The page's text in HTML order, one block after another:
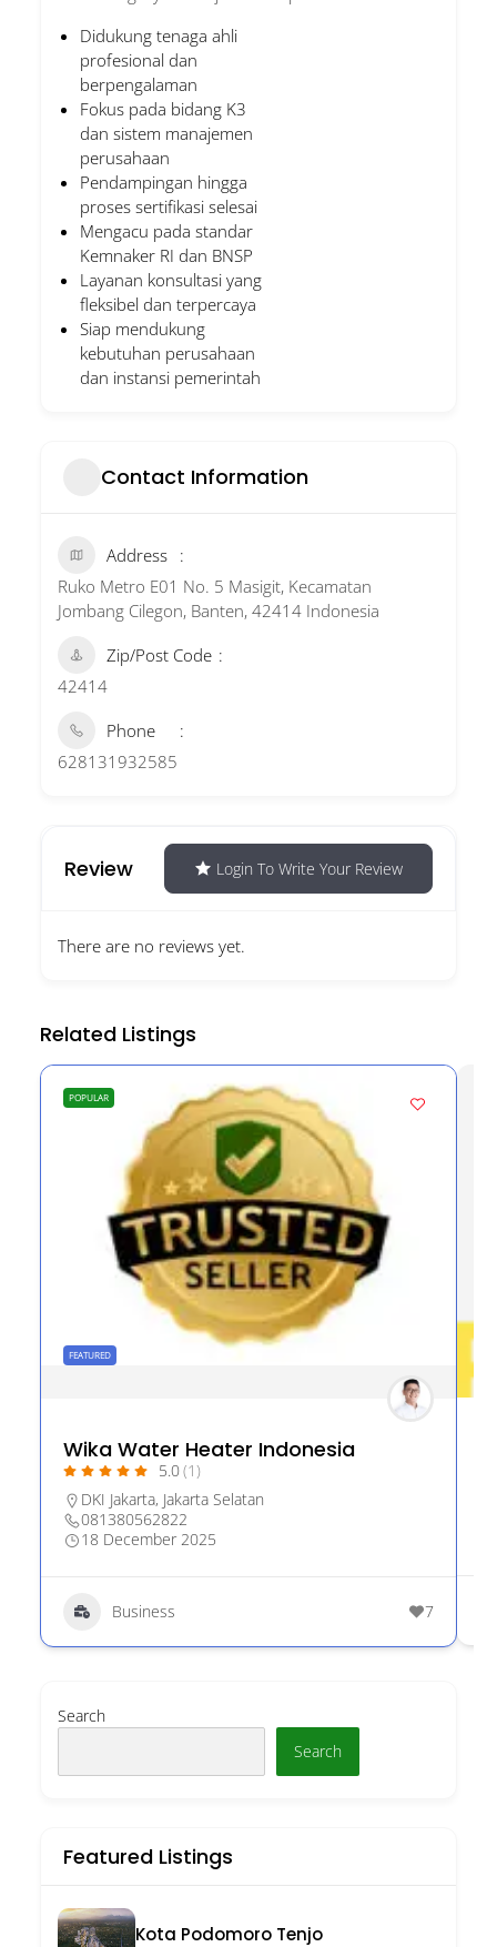
Didukung tenaga ahli
profesional dan
berpengalaman
Fokus pada bidang K3
dan sistem manajemen
perusahaan
Pendampingan hingga
proses sertifikasi selesai
Mengacu pada standar
Kemnaker RI dan BNSP
Layanan konsultasi yang
fleksibel dan terpercaya
Siap mendukung
kebutuhan perusahaan
dan instansi pemerintah
Contact Information
Address
Ruko Metro E01 No. 5 Masigit, Kecamatan
Jombang Cilegon, Banten, 42414 Indonesia
Zip/Post Code
42414
Phone
628131932585
Review Login To Write Your Review
There are no reviews yet.
Related Listings
POPULAR
FEATURED
Wika Water Heater Indonesia
5.0(1)
DKI Jakarta, Jakarta Selatan
081380562822
18 December 2025
Business 7
Search
Search
Featured Listings
Kota Podomoro Tenjo